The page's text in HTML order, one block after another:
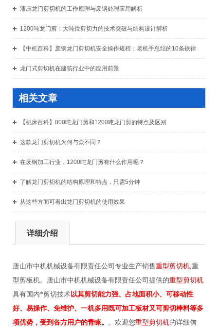
液压龙门剪切机的工作原理与废钢处理应用解析
1200吨龙门剪：大吨位剪切力的技术突破与结构设计解析
【中机百科】废钢龙门剪切机安全操作规程：老机手总结的10条铁律
龙门式剪切机在建筑行业中的应用前景
相关文章
【机床百科】800吨龙门剪和1200吨龙门剪的特点及区别
这款龙门剪切机为何与众不同？
在废钢加工行业，1200吨龙门剪有什么作用呢？
了解龙门剪切机的结构原理和特点，只需5分钟
从这些方面可看出龙门剪切机的使用效果
详细介绍
唐山市中机机械设备有限责任公司专业生产销售重型剪切机 ,重
型剪板机。唐山市中机机械设备有限责任公司提供的重型剪切机
具有国内*剪切技术 以其剪切能力强、占地面积小、可移动性
好、易操作、免维护、一机多用既可加工板材又可剪切棒料等多
项优势，受到各方用户的青睐。 。欢迎您重型剪切机的详细信